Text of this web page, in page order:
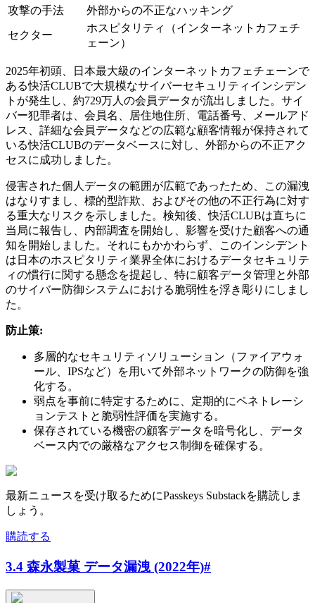
攻撃の手法
外部からの不正なハッキング
セクター
ホスピタリティ（インターネットカフェチ
ェーン）
2025年初頭、日本最大級のインターネットカフェチェーンで
ある快活CLUBで大規模なサイバーセキュリティインシデン
トが発生し、約729万人の会員データが流出しました。サイ
バー犯罪者は、会員名、居住地住所、電話番号、メールアド
レス、詳細な会員データなどの広範な顧客情報が保持されて
いる快活CLUBのデータベースに対し、外部からの不正アク
セスに成功しました。
侵害された個人データの範囲が広範であったため、この漏洩
はなりすまし、標的型詐欺、およびその他の不正行為に対す
る重大なリスクを示しました。検知後、快活CLUBは直ちに
当局に報告し、内部調査を開始し、影響を受けた顧客への通
知を開始しました。それにもかかわらず、このインシデント
は日本のホスピタリティ業界全体におけるデータセキュリテ
ィの慣行に関する懸念を提起し、特に顧客データ管理と外部
のサイバー防御システムにおける脆弱性を浮き彫りにしまし
た。
防止策:
多層的なセキュリティソリューション（ファイアウォ
ール、IPSなど）を用いて外部ネットワークの防御を強
化する。
弱点を事前に特定するために、定期的にペネトレーシ
ョンテストと脆弱性評価を実施する。
保存されている機密の顧客データを暗号化し、データ
ベース内での厳格なアクセス制御を確保する。
最新ニュースを受け取るためにPasskeys Substackを購読しま
しょう。
購読する
3.4 森永製菓 データ漏洩 (2022年)#